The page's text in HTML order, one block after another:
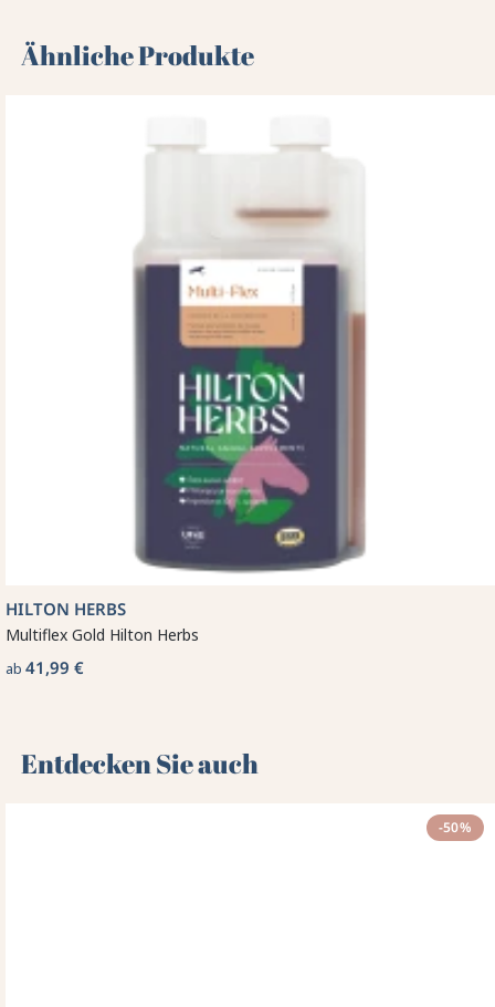
Ähnliche Produkte
HILTON HERBS
Multiflex Gold Hilton Herbs
ab 41,99 €
Entdecken Sie auch 🌻
-50%